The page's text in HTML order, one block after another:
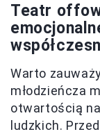
Teatr
Warto
młodzieńcza
otwartością
ludzkich.